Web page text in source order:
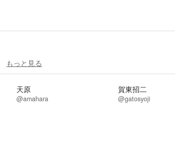
もっと見る
天原
@amahara
賀東招二
@gatosyoji